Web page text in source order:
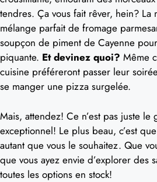
tendres. Ça vous fait rêver, hein?
mélange parfait de fromage
soupçon de piment de Cayenne
piquante. Et devinez quoi? Même
cuisine préféreront passer leur
se manger une pizza surgelée.
Mais, attendez! Ce n’est pas juste le
exceptionnel! Le plus beau, c’est
autant que vous le souhaitez. Que
que vous ayez envie d’explorer des
toutes les options en stock!